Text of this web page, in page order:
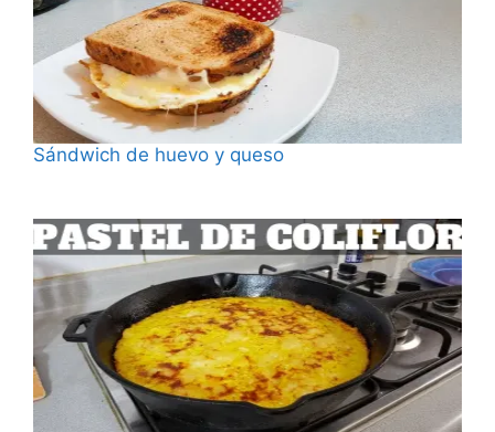
Sándwich de huevo y queso